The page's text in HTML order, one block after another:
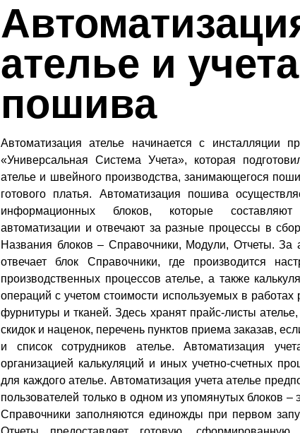
ателье и учета
пошива
Автоматизация ателье начинается с инсталляции
«Универсальная Система Учета», которая
ателье и швейного производства, занимающегося
готового платья. Автоматизация пошива
информационных блоков, которые
автоматизации и отвечают за разные процессы в
Названия блоков – Справочники, Модули, Отчеты. За
отвечает блок Справочники, где производится
производственных процессов ателье, а также
операций с учетом стоимости используемых в
фурнитуры и тканей. Здесь хранят прайс-листы
скидок и наценок, перечень пунктов приема заказав,
и список сотрудников ателье. Автоматизация
организацией калькуляций и иных учетно-счетных
для каждого ателье. Автоматизация учета ателье
пользователей только в одном из упомянутых блоков –
Справочники заполняются единожды при первом